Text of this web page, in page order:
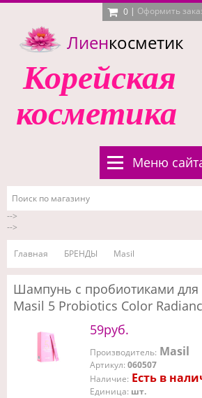
0 | Оформить
Лиенкосметик
Корейская
косметика
Меню
-->
-->
Главная БРЕНДЫ Masil
Шампунь с пробиотиками для
Masil 5 Probiotics Color
59руб.
Производитель: Masil
Артикул: 060507
Наличие: Есть в
Единица: шт.